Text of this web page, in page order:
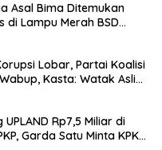
Asal Bima Ditemukan
di Lampu Merah BSD
Lobar, Partai Koalisi
Kasta: Watak Asli
Rp7,5 Miliar di
Garda Satu Minta KPK